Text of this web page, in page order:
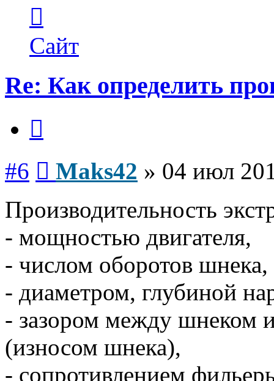
пользователя
Maks42
Сайт
Re: Как определить
#6 Maks42 » 04 июл
Производительность
- мощностью двигателя,
- числом оборотов шнека,
- диаметром, глубиной
- зазором между шнеком
(износом шнека),
- сопротивлением